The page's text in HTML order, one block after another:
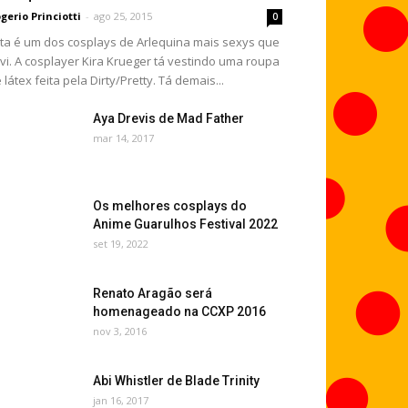
Princiotti - ago 25, 2015 0
é um dos cosplays de Arlequina mais sexys que
A cosplayer Kira Krueger tá vestindo uma roupa
látex feita pela Dirty/Pretty. Tá demais...
Aya Drevis de Mad Father
mar 14, 2017
Os melhores cosplays do
Anime Guarulhos Festival 2022
set 19, 2022
Renato Aragão será
homenageado na CCXP 2016
nov 3, 2016
Abi Whistler de Blade Trinity
jan 16, 2017